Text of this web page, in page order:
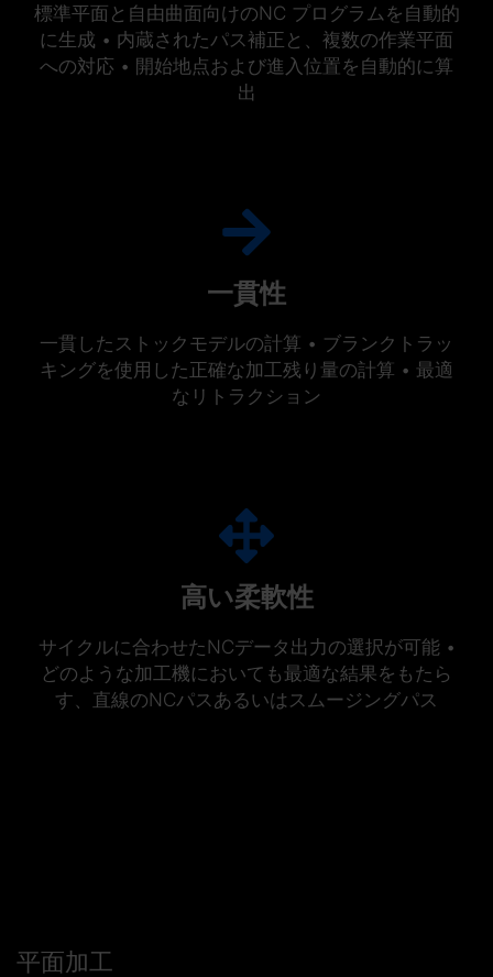
標準平面と自由曲面向けのNC プログラムを自動的
に生成 • 内蔵されたパス補正と、複数の作業平面
への対応 • 開始地点および進入位置を自動的に算
出
一貫性
一貫したストックモデルの計算 • ブランクトラッ
キングを使用した正確な加工残り量の計算 • 最適
なリトラクション
高い柔軟性
サイクルに合わせたNCデータ出力の選択が可能 •
どのような加工機においても最適な結果をもたら
す、直線のNCパスあるいはスムージングパス
平面加工